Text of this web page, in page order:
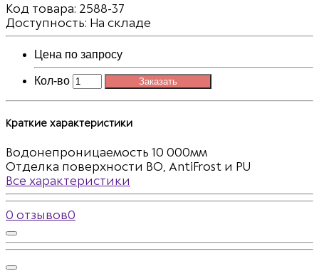
Код товара: 2588-37
Доступность: На складе
Цена по запросу
Кол-во Заказать
Краткие характеристики
Водонепроницаемость 10 000мм
Отделка поверхности BO, AntiFrost и PU
Все характеристики
0 отзывов0